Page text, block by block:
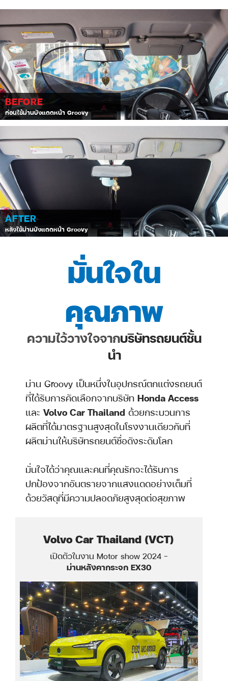
BEFORE
ก่อนใช้ม่านบังแดดหน้า Groovy
AFTER
หลังใช้ม่านบังแดดหน้า Groovy
มั่นใจใน
คุณภาพ
ความไว้วางใจจากบริษัทรถยนต์ชั้น
นำ
ม่าน Groovy เป็นหนึ่งในอุปกรณ์ตกแต่งรถยนต์
ที่ได้รับการคัดเลือกจากบริษัท Honda Access
และ Volvo Car Thailand ด้วยกระบวนการ
ผลิตที่ได้มาตรฐานสูงสุดในโรงงานเดียวกับที่
ผลิตม่านให้บริษัทรถยนต์ชื่อดังระดับโลก
มั่นใจได้ว่าคุณและคนที่คุณรักจะได้รับการ
ปกป้องจากอันตรายจากแสงแดดอย่างเต็มที่
ด้วยวัสดุที่มีความปลอดภัยสูงสุดต่อสุขภาพ
Volvo Car Thailand (VCT)
เปิดตัวในงาน Motor show 2024 -
ม่านหลังคากระจก EX30